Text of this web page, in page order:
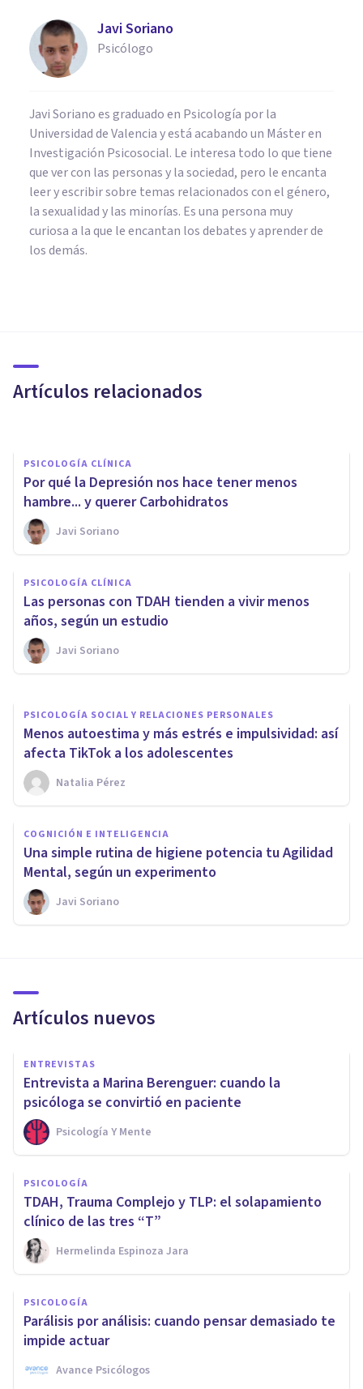
Javi Soriano
Psicólogo
Javi Soriano es graduado en Psicología por la
Universidad de Valencia y está acabando un Máster en
Investigación Psicosocial. Le interesa todo lo que tiene
que ver con las personas y la sociedad, pero le encanta
leer y escribir sobre temas relacionados con el género,
la sexualidad y las minorías. Es una persona muy
curiosa a la que le encantan los debates y aprender de
los demás.
Artículos relacionados
Anti-Minimalista
PSICOLOGÍA CLÍNICA
Por qué la Depresión nos hace tener menos
hambre... y querer Carbohidratos
Javi Soriano
PSICOLOGÍA CLÍNICA
Las personas con TDAH tienden a vivir menos
años, según un estudio
Javi Soriano
​10 beneficios del yoga para
deportistas (según la ciencia)
Jonathan García-Allen
PSICOLOGÍA SOCIAL Y RELACIONES PERSONALES
Menos autoestima y más estrés e impulsividad: así
afecta TikTok a los adolescentes
Natalia Pérez
COGNICIÓN E INTELIGENCIA
Una simple rutina de higiene potencia tu Agilidad
Mental, según un experimento
Javi Soriano
Artículos nuevos
ENTREVISTAS
Entrevista a Marina Berenguer: cuando la
psicóloga se convirtió en paciente
Psicología Y Mente
PSICOLOGÍA
TDAH, Trauma Complejo y TLP: el solapamiento
clínico de las tres “T”
Hermelinda Espinoza Jara
PSICOLOGÍA
Parálisis por análisis: cuando pensar demasiado te
impide actuar
Avance Psicólogos